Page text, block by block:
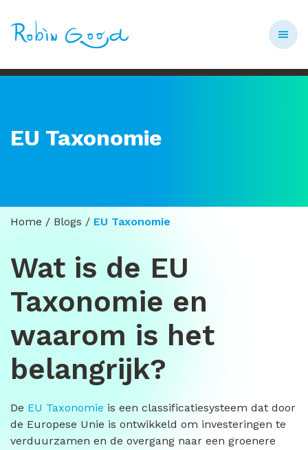
EU Taxonomie
Home / Blogs / EU Taxonomie
Wat is de EU
Taxonomie en
waarom is het
belangrijk?
De EU Taxonomie is een classificatiesysteem dat door
de Europese Unie is ontwikkeld om investeringen te
verduurzamen en de overgang naar een groenere